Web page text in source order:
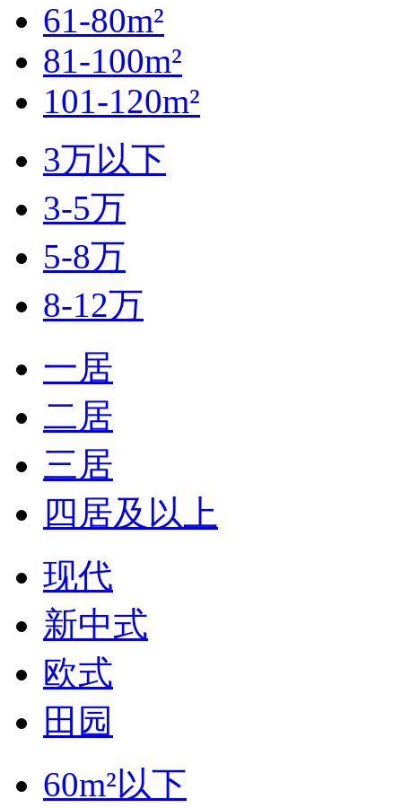
61-80m²
81-100m²
101-120m²
3万以下
3-5万
5-8万
8-12万
一居
二居
三居
四居及以上
现代
新中式
欧式
田园
60m²以下